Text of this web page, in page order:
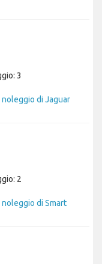
3
di Jaguar
2
di Smart